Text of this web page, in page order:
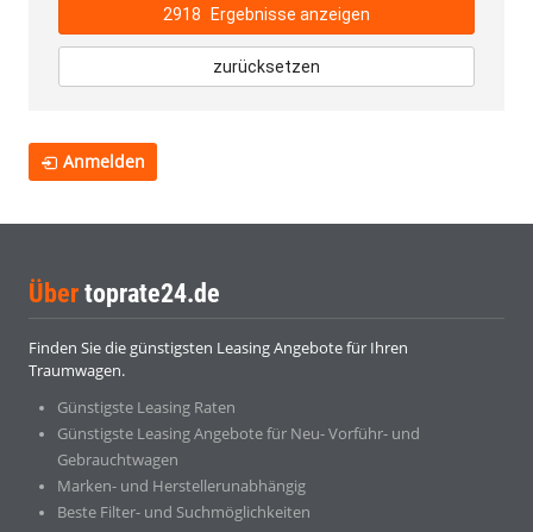
2918 Ergebnisse anzeigen
zurücksetzen
Anmelden
Über toprate24.de
Finden Sie die günstigsten Leasing Angebote für Ihren
Traumwagen.
Günstigste Leasing Raten
Günstigste Leasing Angebote für Neu- Vorführ- und
Gebrauchtwagen
Marken- und Herstellerunabhängig
Beste Filter- und Suchmöglichkeiten